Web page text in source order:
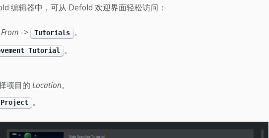
编辑器中，可从 Defold 欢迎界面轻松访问：
-> Tutorials 。
Tutorial
。
项目的 Location。
Project 。